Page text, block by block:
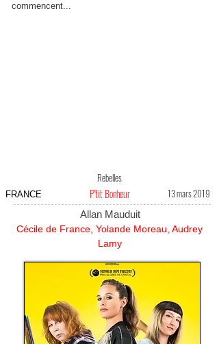
commencent...
Rebelles
FRANCE P'tit Bonheur 13 mars 2019
Allan Mauduit
Cécile de France, Yolande Moreau, Audrey
Lamy